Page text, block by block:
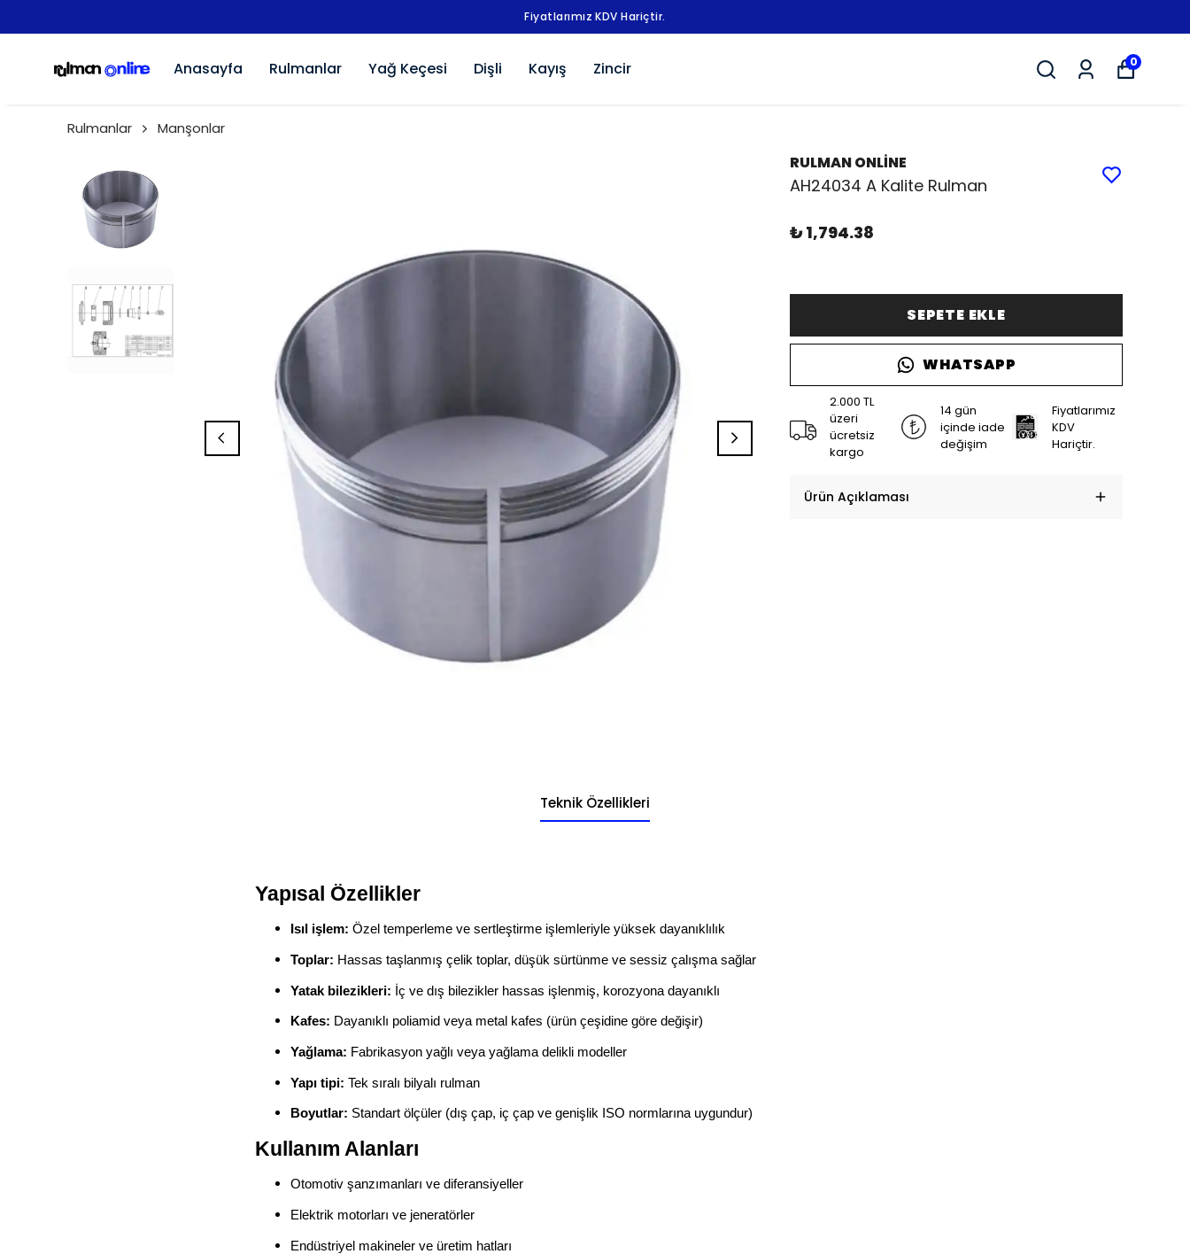
Fiyatlarımız KDV Hariçtir.
Anasayfa Rulmanlar Yağ Keçesi Dişli Kayış Zincir 0
Rulmanlar Manşonlar
RULMAN ONLİNE
AH24034 A Kalite Rulman
₺ 1,794.38
SEPETE EKLE
WHATSAPP
2.000 TL
üzeri
ücretsiz
kargo
14 gün
içinde iade
değişim
Fiyatlarımız
KDV
Hariçtir.
Ürün Açıklaması
Teknik Özellikleri
Yapısal Özellikler
Isıl işlem: Özel temperleme ve sertleştirme işlemleriyle yüksek dayanıklılık
Toplar: Hassas taşlanmış çelik toplar, düşük sürtünme ve sessiz çalışma sağlar
Yatak bilezikleri: İç ve dış bilezikler hassas işlenmiş, korozyona dayanıklı
Kafes: Dayanıklı poliamid veya metal kafes (ürün çeşidine göre değişir)
Yağlama: Fabrikasyon yağlı veya yağlama delikli modeller
Yapı tipi: Tek sıralı bilyalı rulman
Boyutlar: Standart ölçüler (dış çap, iç çap ve genişlik ISO normlarına uygundur)
Kullanım Alanları
Otomotiv şanzımanları ve diferansiyeller
Elektrik motorları ve jeneratörler
Endüstriyel makineler ve üretim hatları